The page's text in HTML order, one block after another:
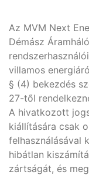
Az MVM Next
Démász
villamos
§ (4) bekezdés
27-től
A hivatkozott
kiállítására csak
felhasználásával
hibátlan
zártságát, és